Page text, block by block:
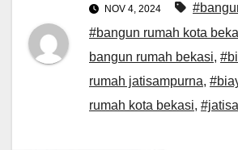
NOV 4, 2024
#bangun rumah kota
bangun rumah bekasi,
rumah jatisampurna,
rumah kota bekasi,